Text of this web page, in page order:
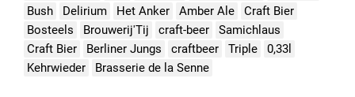
Bush
Delirium Het Anker Amber Ale
Craft Bier
Bosteels
Brouwerij'Tij craft-beer
Samichlaus
Craft Bier
Berliner Jungs craftbeer Triple
0,33l
Kehrwieder
Brasserie de la Senne